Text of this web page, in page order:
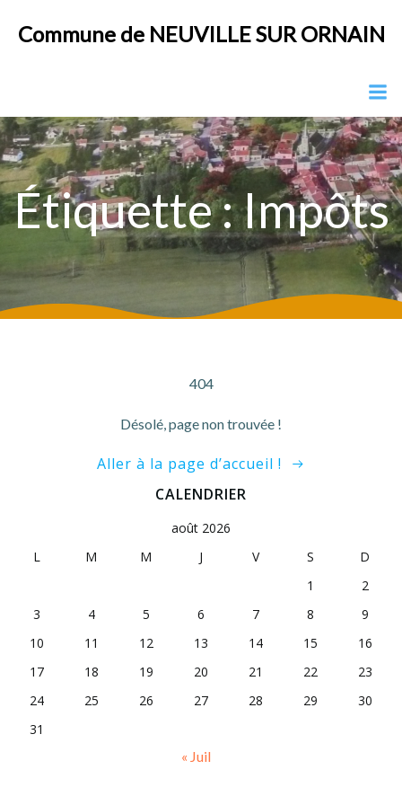
au
Commune de NEUVILLE SUR ORNAIN
Étiquette :Impôts
404
Désolé, page non trouvée !
Aller à la page d’accueil !
CALENDRIER
août 2026
L
M M J V S
D
1
2
3
4 5 6 7 8
9
10
11 12 13 14 15
16
17
18 19 20 21 22
23
24
25 26 27 28 29
30
31
« Juil